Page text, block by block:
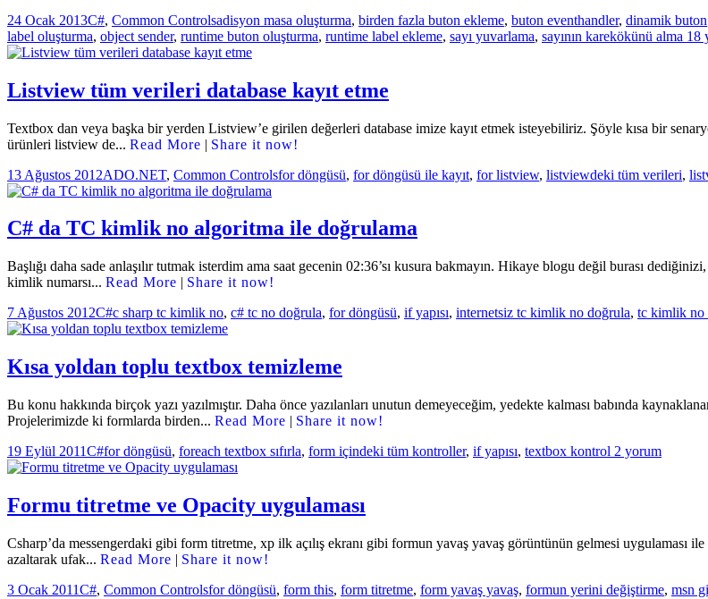
Yayın
tarihi
24 Ocak 2013Kategoriler
C#, Common ControlsEtiketler
adisyon masa oluşturma, birden fazla buton ekleme, buton eventhandler, dinamik buton
label oluşturma, object sender, runtime buton oluşturma, runtime label ekleme, sayı yuvarlama, sayının karekökünü alma 18
Listview tüm verileri database kayıt etme
Textbox dan veya başka bir yerden Listview’e girilen değerleri database imize kayıt etmek isteyebiliriz. Şöyle kısa bir
ürünleri listview de... Read More | Share it now!
Yayın
tarihi
13 Ağustos 2012Kategoriler
ADO.NET, Common ControlsEtiketler
for döngüsü, for döngüsü ile kayıt, for listview, listviewdeki tüm verileri,
C# da TC kimlik no algoritma ile doğrulama
Başlığı daha sade anlaşılır tutmak isterdim ama saat gecenin 02:36’sı kusura bakmayın. Hikaye blogu değil burası
kimlik numarsı... Read More | Share it now!
Yayın
tarihi
7 Ağustos 2012Kategoriler
C#Etiketler
c sharp tc kimlik no, c# tc no doğrula, for döngüsü, if yapısı, internetsiz tc kimlik no doğrula, tc kimlik no
Kısa yoldan toplu textbox temizleme
Bu konu hakkında birçok yazı yazılmıştır. Daha önce yazılanları unutun demeyeceğim, yedekte kalması babında
Projelerimizde ki formlarda birden... Read More | Share it now!
Yayın
tarihi
19 Eylül 2011Kategoriler
C#Etiketler
for döngüsü, foreach textbox sıfırla, form içindeki tüm kontroller, if yapısı, textbox kontrol Kısa
2 yorum
Formu titretme ve Opacity uygulaması
Csharp’da messengerdaki gibi form titretme, xp ilk açılış ekranı gibi formun yavaş yavaş görüntünün gelmesi uygulaması
azaltarak ufak... Read More | Share it now!
Yayın
3 Ocak 2011Kategoriler
C#, Common ControlsEtiketler
for döngüsü, form this, form titretme, form yavaş yavaş, formun yerini değiştirme, msn